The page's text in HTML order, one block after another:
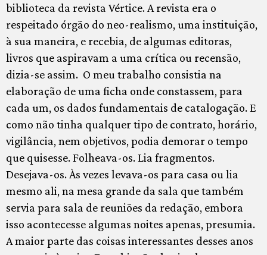
biblioteca da revista Vértice. A revista era o
respeitado órgão do neo-realismo, uma instituição,
à sua maneira, e recebia, de algumas editoras,
livros que aspiravam a uma crítica ou recensão,
dizia-se assim. O meu trabalho consistia na
elaboração de uma ficha onde constassem, para
cada um, os dados fundamentais de catalogação. E
como não tinha qualquer tipo de contrato, horário,
vigilância, nem objetivos, podia demorar o tempo
que quisesse. Folheava-os. Lia fragmentos.
Desejava-os. Às vezes levava-os para casa ou lia
mesmo ali, na mesa grande da sala que também
servia para sala de reuniões da redação, embora
isso acontecesse algumas noites apenas, presumia.
A maior parte das coisas interessantes desses anos